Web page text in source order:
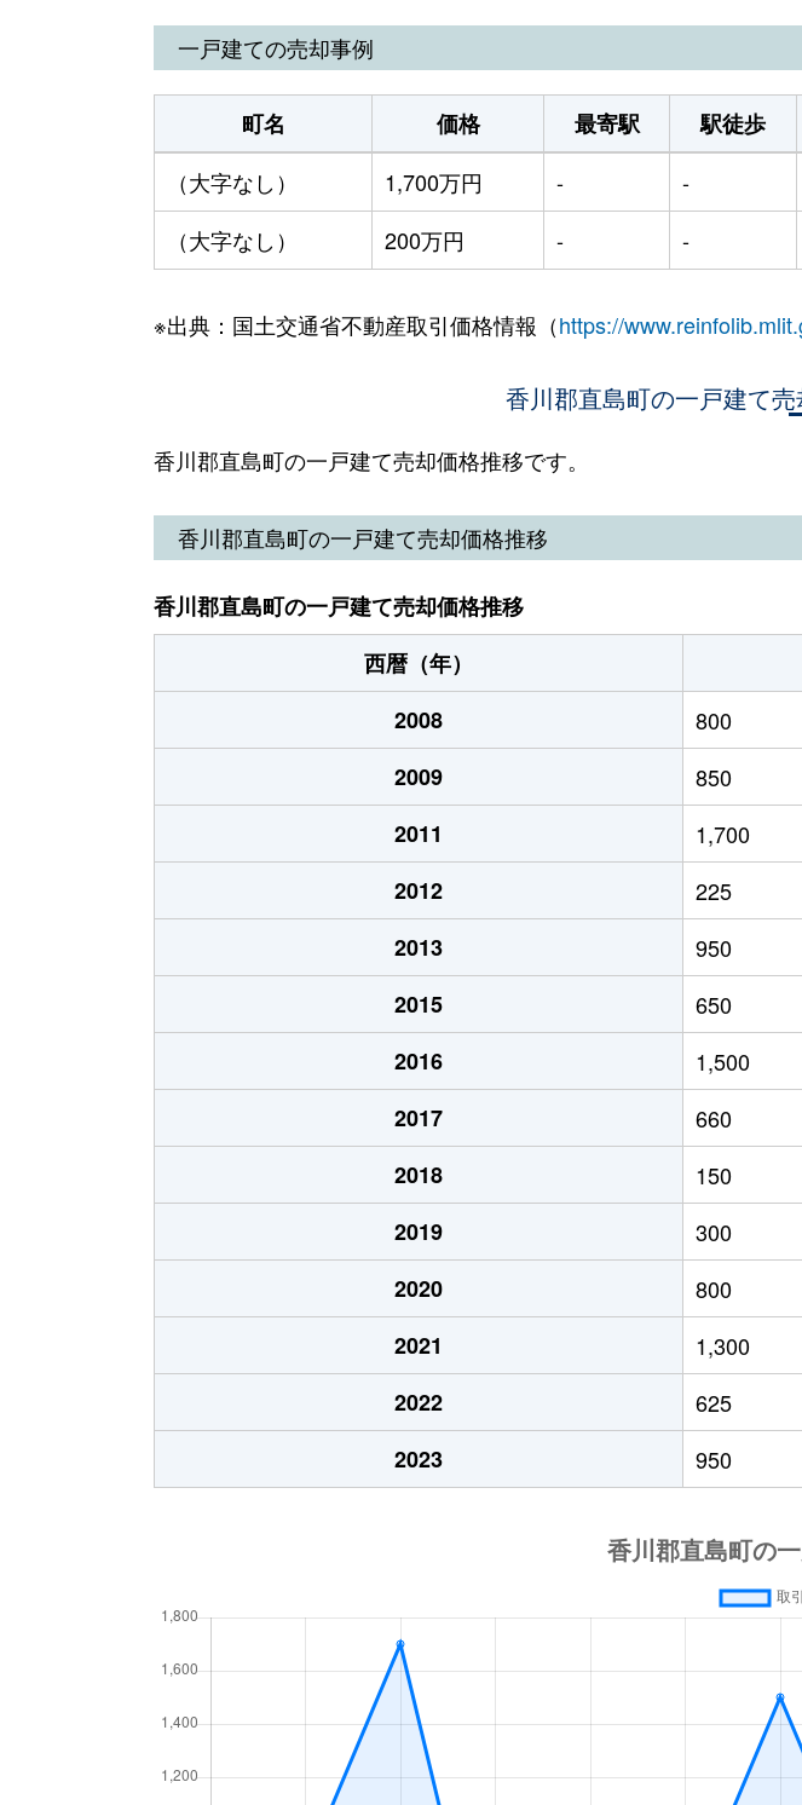
一戸建ての売却事例
町名 価格 最寄駅 駅徒歩
（大字なし）
1,700万円 - -
（大字なし）
200万円 - -
※出典：国土交通省不動産取引価格情報（https://
香川郡直島町の一戸建て売
香川郡直島町の一戸建て売却価格推移です。
香川郡直島町の一戸建て売却価格推移
香川郡直島町の一戸建て売却価格推移
西暦（年）
2008
800
2009
850
2011
1,700
2012
225
2013
950
2015
650
2016
1,500
2017
660
2018
150
2019
300
2020
800
2021
1,300
2022
625
2023
950